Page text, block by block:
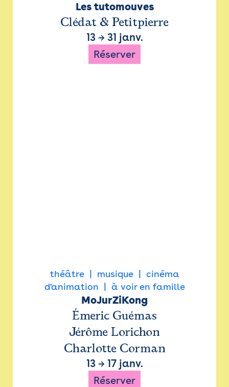
Les tutomouves
Clédat & Petitpierre
13→ 31 janv.
Réserver
théâtre musique
cinéma
d'animation
à voir en famille
MoJurZiKong
Émeric Guémas
Jérôme Lorichon
Charlotte Corman
13→ 17 janv.
Réserver